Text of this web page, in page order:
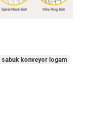
sabuk konveyor logam